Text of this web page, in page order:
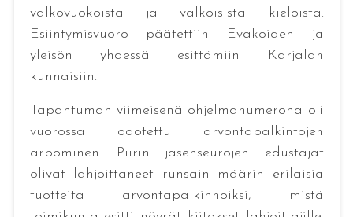
valkovuokoista ja valkoisista kieloista.
Esiintymisvuoro päätettiin Evakoiden ja
yleisön yhdessä esittämiin Karjalan
kunnaisiin.
Tapahtuman viimeisenä ohjelmanumerona oli
vuorossa odotettu arvontapalkintojen
arpominen. Piirin jäsenseurojen edustajat
olivat lahjoittaneet runsain määrin erilaisia
tuotteita arvontapalkinnoiksi, mistä